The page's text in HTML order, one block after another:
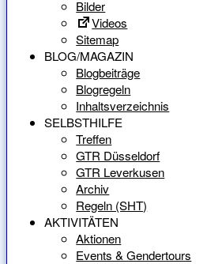
Bilder
Videos
Sitemap
BLOG/MAGAZIN
Blogbeiträge
Blogregeln
Inhaltsverzeichnis
SELBSTHILFE
Treffen
GTR Düsseldorf
GTR Leverkusen
Archiv
Regeln (SHT)
AKTIVITÄTEN
Aktionen
Events & Gendertours